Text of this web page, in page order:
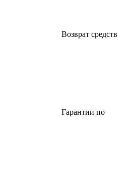
Возврат средств
Гарантии по